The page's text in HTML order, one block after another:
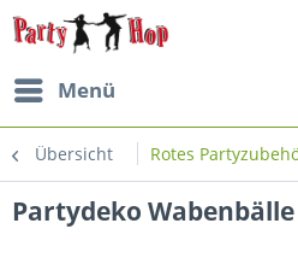
Menü
Übersicht Rotes
Partydeko